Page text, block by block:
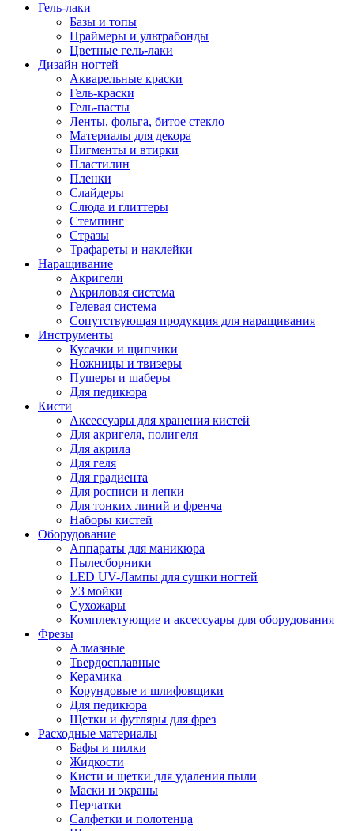
Гель-лаки
Базы и топы
Праймеры и ультрабонды
Цветные гель-лаки
Дизайн ногтей
Акварельные краски
Гель-краски
Гель-пасты
Ленты, фольга, битое стекло
Материалы для декора
Пигменты и втирки
Пластилин
Пленки
Слайдеры
Слюда и глиттеры
Стемпинг
Стразы
Трафареты и наклейки
Наращивание
Акригели
Акриловая система
Гелевая система
Сопутствующая продукция для наращивания
Инструменты
Кусачки и щипчики
Ножницы и твизеры
Пушеры и шаберы
Для педикюра
Кисти
Аксессуары для хранения кистей
Для акригеля, полигеля
Для акрила
Для геля
Для градиента
Для росписи и лепки
Для тонких линий и френча
Наборы кистей
Оборудование
Аппараты для маникюра
Пылесборники
LED UV-Лампы для сушки ногтей
УЗ мойки
Сухожары
Комплектующие и аксессуары для оборудования
Фрезы
Алмазные
Твердосплавные
Керамика
Корундовые и шлифовщики
Для педикюра
Щетки и футляры для фрез
Расходные материалы
Бафы и пилки
Жидкости
Кисти и щетки для удаления пыли
Маски и экраны
Перчатки
Салфетки и полотенца